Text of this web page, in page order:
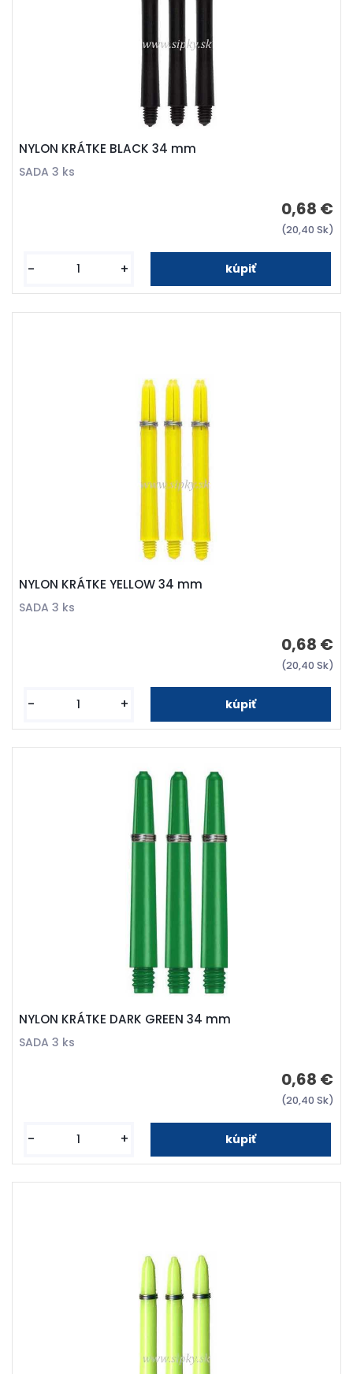
NYLON KRÁTKE BLACK 34 mm
SADA 3 ks
0,68 €
(20,40 Sk)
- +
NYLON KRÁTKE YELLOW 34 mm
SADA 3 ks
0,68 €
(20,40 Sk)
- +
NYLON KRÁTKE DARK GREEN 34 mm
SADA 3 ks
0,68 €
(20,40 Sk)
- +